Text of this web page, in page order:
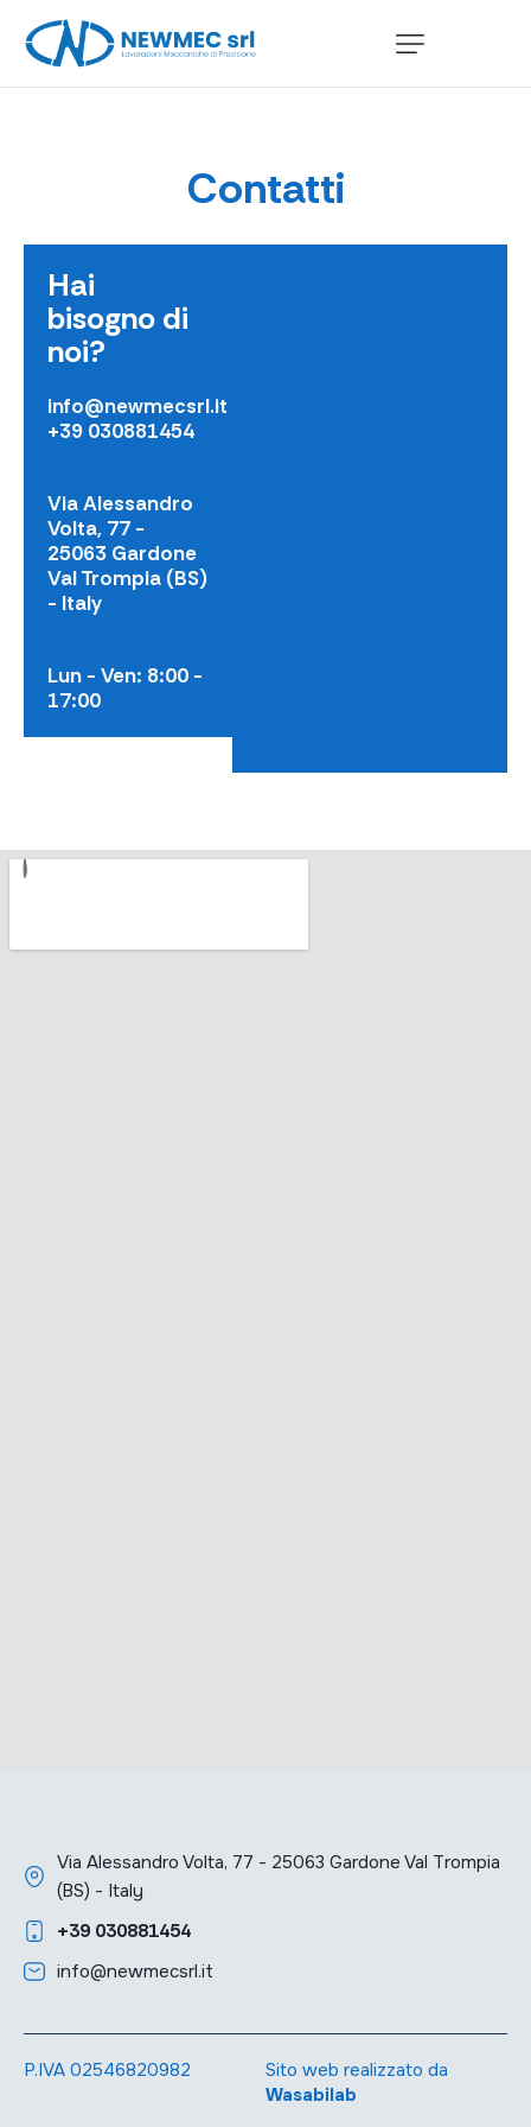
Contatti
Hai
bisogno di
noi?
info@newmecsrl.it
+39 030881454
Via Alessandro
Volta, 77 -
25063 Gardone
Val Trompia (BS)
- Italy
Lun - Ven: 8:00 -
17:00
Via Alessandro Volta, 77 - 25063 Gardone Val Trompia
(BS) - Italy
+39 030881454
info@newmecsrl.it
P.IVA 02546820982
Sito web realizzato da
Wasabilab